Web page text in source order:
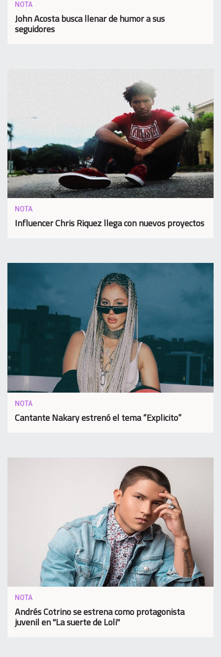
NOTA
John Acosta busca llenar de humor a sus
seguidores
NOTA
Influencer Chris Riquez llega con nuevos proyectos
NOTA
Cantante Nakary estrenó el tema “Explicito”
NOTA
Andrés Cotrino se estrena como protagonista
juvenil en "La suerte de Loli"